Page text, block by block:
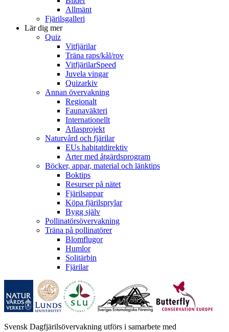
Allmänt
Fjärilsgalleri
Lär dig mer
Quiz
Vitfjärilar
Träna raps/kål/rov
VitfjärilarSpeed
Juvela vingar
Quizarkiv
Annan övervakning
Regionalt
Faunaväkteri
Internationellt
Atlasprojekt
Naturvård och fjärilar
EUs habitatdirektiv
Arter med åtgärdsprogram
Böcker, appar, material och länktips
Boktips
Resurser på nätet
Fjärilsappar
Köpa fjärilsprylar
Bygg själv
Pollinatörsövervakning
Träna på pollinatörer
Blomflugor
Humlor
Solitärbin
Fjärilar
Svensk Dagfjärilsövervakning utförs i samarbete med